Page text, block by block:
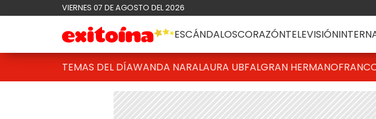
VIERNES 07 DE AGOSTO DEL 2026
ESCÁNDALOSCORAZÓNTELEVISIÓN
TEMAS DEL DÍAWANDA NARALAURA UBFALGRAN HERMANO